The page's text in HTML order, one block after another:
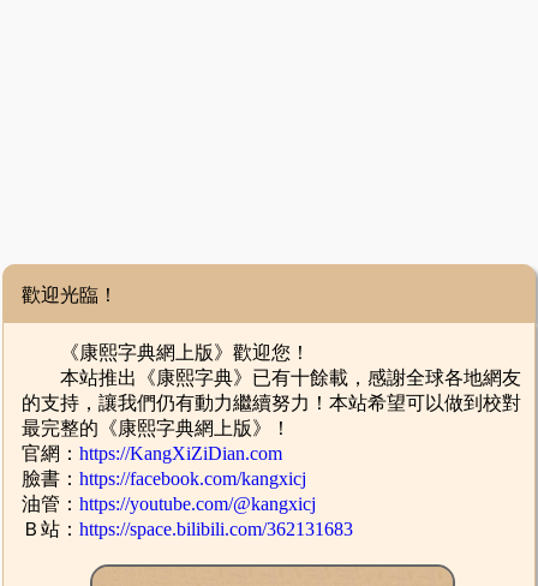
歡迎光臨！
《康熙字典網上版》歡迎您！
本站推出《康熙字典》已有十餘載，感謝全球各地網友
的支持，讓我們仍有動力繼續努力！本站希望可以做到校對
最完整的《康熙字典網上版》！
官網：https://KangXiZiDian.com
臉書：https://facebook.com/kangxicj
油管：https://youtube.com/@kangxicj
Ｂ站：https://space.bilibili.com/362131683